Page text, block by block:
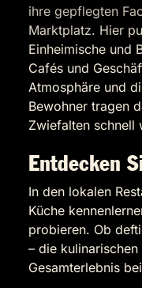
ihre gepflegten
Marktplatz. Hier
Einheimische und
Cafés und
Atmosphäre und
Bewohner tragen
Zwiefalten schnell
Entdecken
In den lokalen
Küche
probieren. Ob
– die
Gesamterlebnis